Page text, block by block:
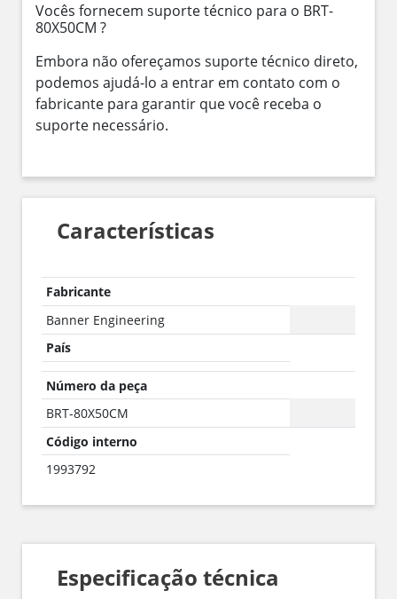
Vocês fornecem suporte técnico para o BRT-
80X50CM ?
Embora não ofereçamos suporte técnico direto,
podemos ajudá-lo a entrar em contato com o
fabricante para garantir que você receba o
suporte necessário.
Características
Fabricante
Banner Engineering
País
Número da peça
BRT-80X50CM
Código interno
1993792
Especificação técnica